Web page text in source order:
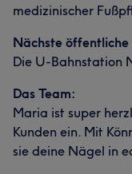
medizinischer
Nächste
Die U-Bahnstation
Das Team:
Maria ist super
Kunden ein. Mit
sie deine Nägel in